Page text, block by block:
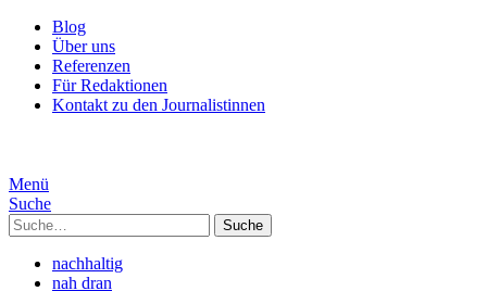
Blog
Über uns
Referenzen
Für Redaktionen
Kontakt zu den Journalistinnen
Menü
Suche
Suche
nachhaltig
nah dran